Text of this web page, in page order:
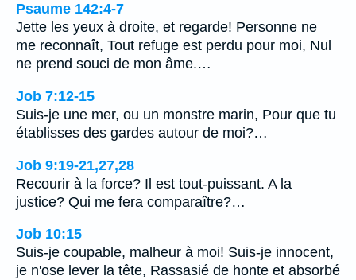
Psaume 142:4-7
Jette les yeux à droite, et regarde! Personne ne
me reconnaît, Tout refuge est perdu pour moi, Nul
ne prend souci de mon âme.…
Job 7:12-15
Suis-je une mer, ou un monstre marin, Pour que tu
établisses des gardes autour de moi?…
Job 9:19-21,27,28
Recourir à la force? Il est tout-puissant. A la
justice? Qui me fera comparaître?…
Job 10:15
Suis-je coupable, malheur à moi! Suis-je innocent,
je n'ose lever la tête, Rassasié de honte et absorbé